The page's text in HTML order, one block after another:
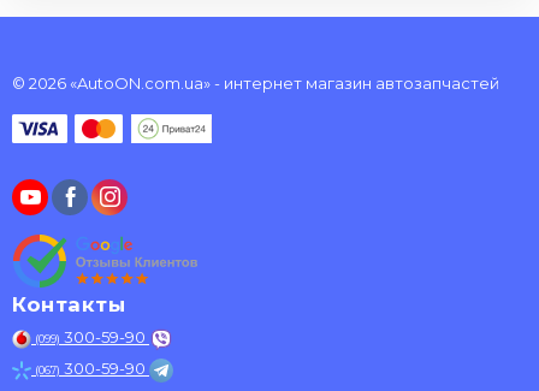
© 2026 «AutoON.com.ua» - интернет магазин автозапчастей
Контакты
(099) 300-59-90
(067) 300-59-90